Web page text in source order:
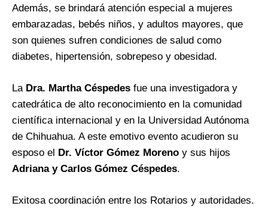
Además, se brindará atención especial a mujeres
embarazadas, bebés niños, y adultos mayores, que
son quienes sufren condiciones de salud como
diabetes, hipertensión, sobrepeso y obesidad.
La Dra. Martha Céspedes fue una investigadora y
catedrática de alto reconocimiento en la comunidad
científica internacional y en la Universidad Autónoma
de Chihuahua. A este emotivo evento acudieron su
esposo el Dr. Víctor Gómez Moreno y sus hijos
Adriana y Carlos Gómez Céspedes.
Exitosa coordinación entre los Rotarios y autoridades.